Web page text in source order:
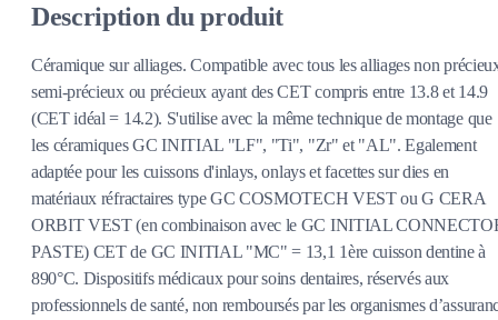
Description du produit
Céramique sur alliages. Compatible avec tous les alliages non
semi-précieux ou précieux ayant des CET compris entre 13.8 et 14.9
(CET idéal = 14.2). S'utilise avec la même technique de montage que
les céramiques GC INITIAL "LF", "Ti", "Zr" et "AL". Egalement
adaptée pour les cuissons d'inlays, onlays et facettes sur dies en
matériaux réfractaires type GC COSMOTECH VEST ou G CERA
ORBIT VEST (en combinaison avec le GC INITIAL
PASTE) CET de GC INITIAL "MC" = 13,1 1ère cuisson dentine à
890°C. Dispositifs médicaux pour soins dentaires, réservés aux
professionnels de santé, non remboursés par les organismes